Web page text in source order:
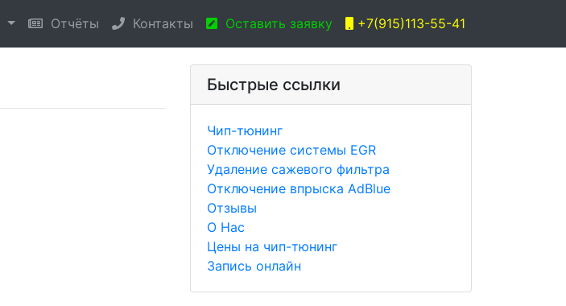
Отчёты Контакты Оставить заявку +7(915)113-55-41
Быстрые ссылки
Чип-тюнинг
Отключение системы EGR
Удаление сажевого фильтра
Отключение впрыска AdBlue
Отзывы
О Нас
Цены на чип-тюнинг
Запись онлайн